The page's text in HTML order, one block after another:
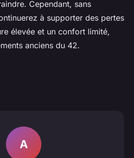
Cependant, sans
à supporter des pertes
élevée et un confort limité,
anciens du 42.
A